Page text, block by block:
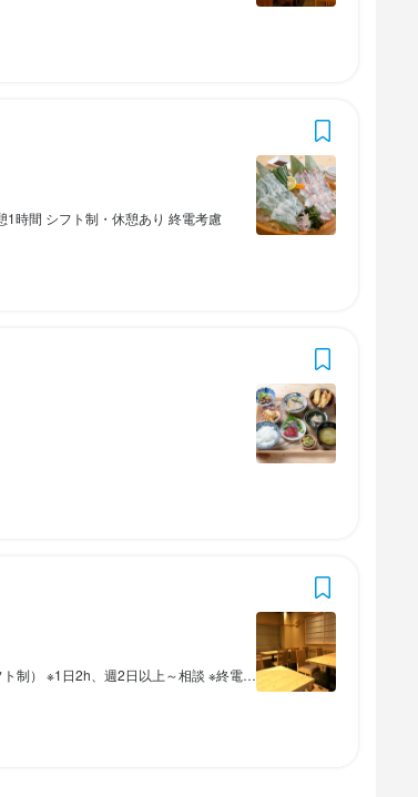
時間 シフト制・休憩あり 終電考慮
みでもOK 空いた時間を有効に使えます！ ※シフト例 10～14時 18～20時 18時・19時～終電まで など、何でも相談OK！
あり）
客、会計、テーブルの片付けなどのホール業務